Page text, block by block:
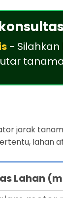
-
jarak
lahan
Lahan (m